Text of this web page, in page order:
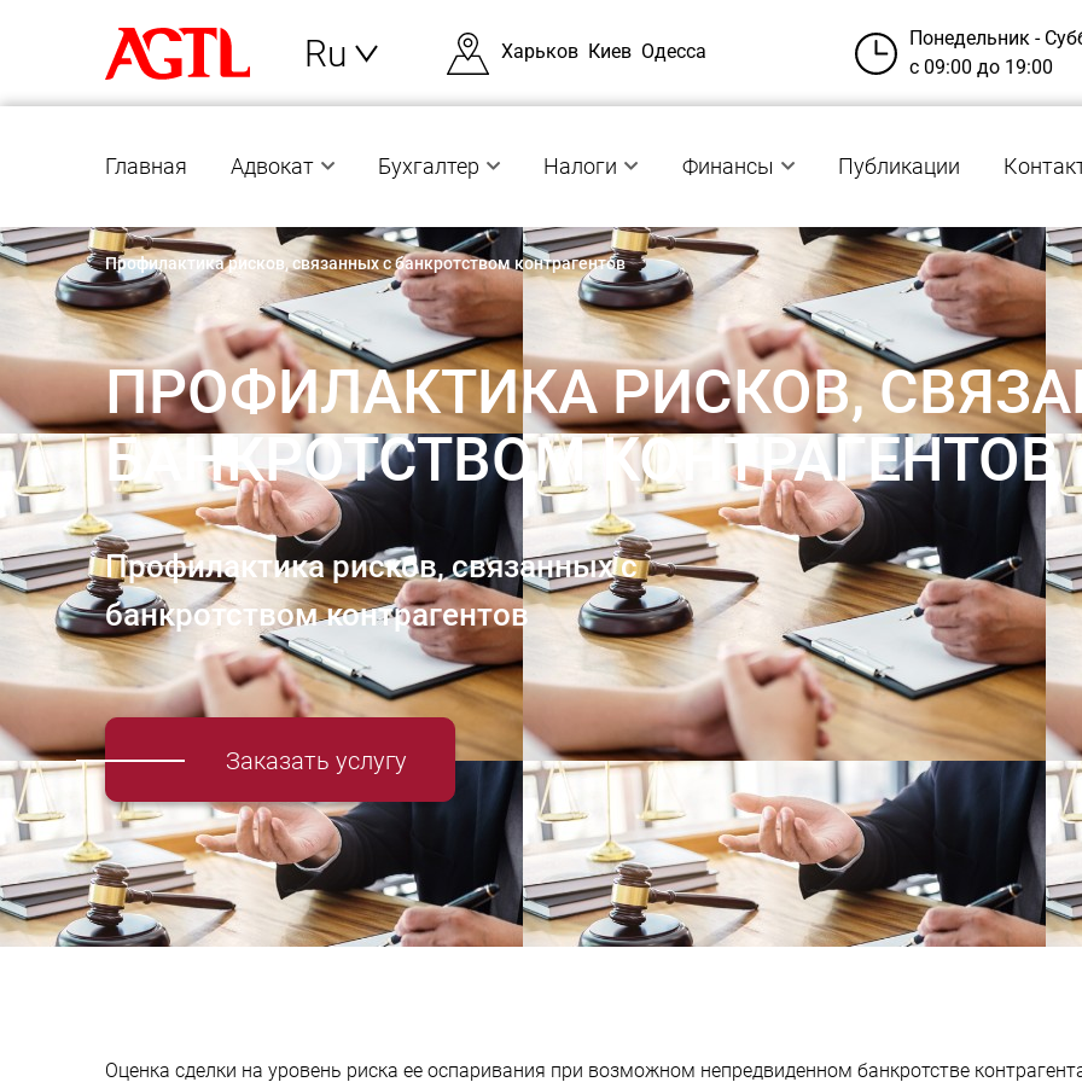
Ru Харьков Киев Одесса
Понедельник -
с 09:00 до 19:00
Главная Адвокат Бухгалтер Налоги Финансы Публикации
Профилактика рисков, связанных с банкротством контрагентов
ПРОФИЛАКТИКА РИСКОВ,
БАНКРОТСТВОМ КОНТРАГЕНТОВ
Профилактика рисков, связанных с
банкротством контрагентов
Заказать услугу
Оценка сделки на уровень риска ее оспаривания при возможном непредвиденном банкротстве